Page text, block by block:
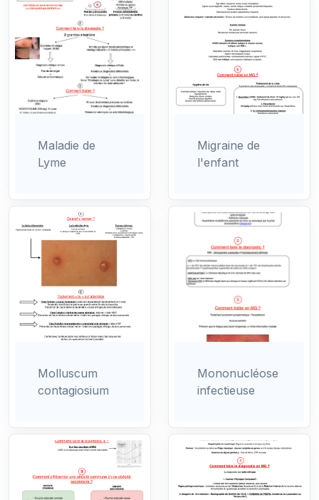
Maladie de
Lyme
Migraine de
l'enfant
Molluscum
contagiosium
Mononucléose
infectieuse